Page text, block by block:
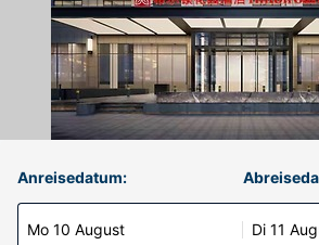
Anreisedatum:
Mo 10 August Di 11